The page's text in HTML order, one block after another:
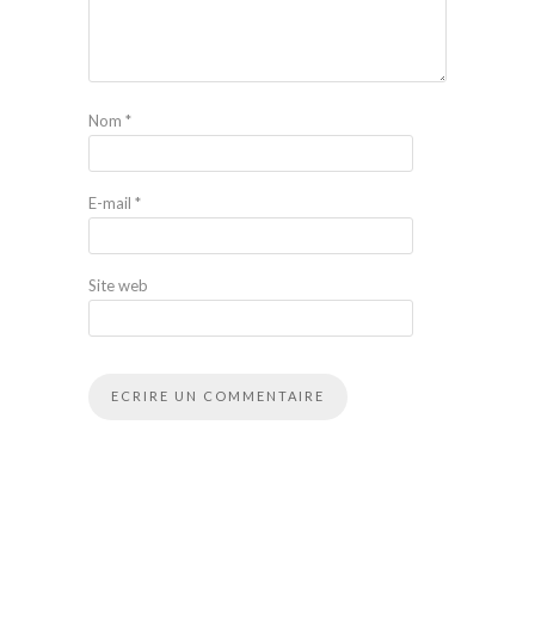
Nom *
E-mail *
Site web